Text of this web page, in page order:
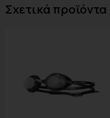
Σχετικά προϊόντα